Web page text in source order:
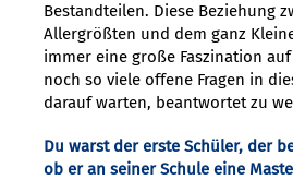
Bestandteilen. Diese Beziehung
Allergrößten und dem ganz
immer eine große Faszination
noch so viele offene Fragen in
darauf warten, beantwortet zu
Du warst der erste Schüler, der
ob er an seiner Schule eine